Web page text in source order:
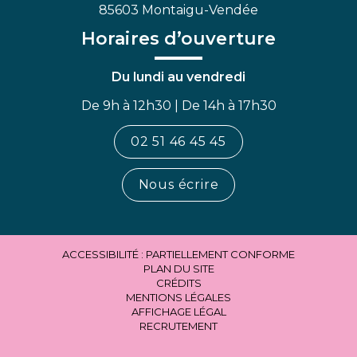
85603 Montaigu-Vendée
Horaires d’ouverture
Du lundi au vendredi
De 9h à 12h30 | De 14h à 17h30
02 51 46 45 45
Nous écrire
ACCESSIBILITÉ : PARTIELLEMENT CONFORME
PLAN DU SITE
CRÉDITS
MENTIONS LÉGALES
AFFICHAGE LÉGAL
RECRUTEMENT